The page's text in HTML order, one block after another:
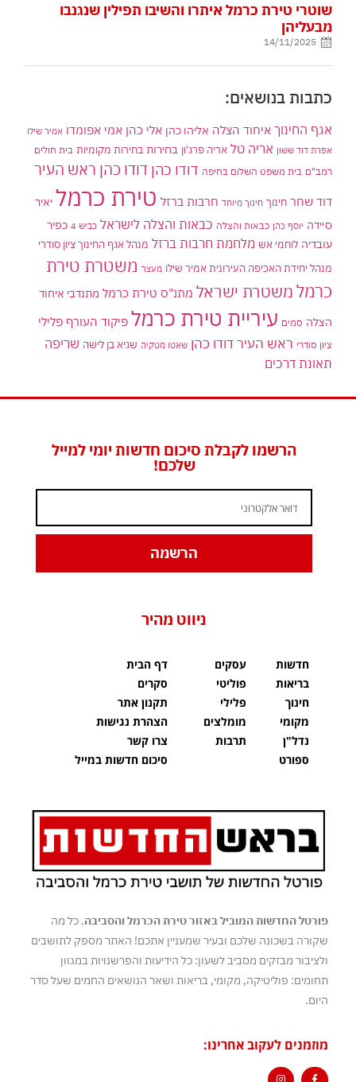
שוטרי טירת כרמל איתרו והשיבו תפילין שנגנבו
מבעליהן
14/11/2025
כתבות בנושאים:
אגף החינוך איחוד הצלה אליהו כהן אלי כהן אמי אפומדו אמיר שילו
אפרת דוד ששון אריה טל אריה פרג'ון בחירות בחירות מקומיות בית חולים
רמב"ם בית משפט השלום בחיפה דודו כהן דודו כהן ראש העיר
דוד שחר חינוך חינוך מיוחד חרבות ברזל טירת כרמל יאיר
סיידה יוסף כהן כבאות והצלה כבאות והצלה לישראל כביש 4
כפיר
עובדיה לוחמי אש מלחמת חרבות ברזל מנהל אגף החינוך ציון סודרי
מנהל יחידת האכיפה העירונית אמיר שילו מעצר משטרת טירת
כרמלמשטרת ישראל מתנ"ס טירת כרמל מתנדבי איחוד
הצלה סמים עיריית טירת כרמל פיקוד העורף פלילי
ציון סודרי ראש העיר דודו כהן שאטו מטקיה שגיא בן לישה שריפה
תאונת דרכים
הרשמו לקבלת סיכום חדשות יומי למייל
שלכם!
הרשמה
ניווט מהיר
חדשות
בריאות
חינוך
מקומי
נדל"ן
ספורט
עסקים
פוליטי
פלילי
מומלצים
תרבות
דף הבית
סקרים
תקנון אתר
הצהרת נגישות
צרו קשר
סיכום חדשות במייל
פורטל החדשות המוביל באזור טירת הכרמל והסביבה. כל מה
שקורה בשכונה שלכם ובעיר שמעניין אתכם! האתר מספק לתושבים
ולציבור מבזקים מסביב לשעון: כל הידיעות והפרשנויות במגוון
תחומים: פוליטיקה, מקומי, בריאות ושאר הנושאים החמים שעל סדר
היום.
מוזמנים לעקוב אחרינו: